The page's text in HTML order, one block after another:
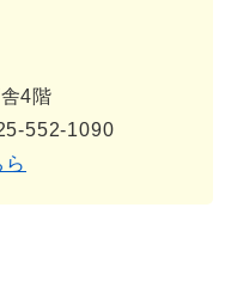
4階
552-1090